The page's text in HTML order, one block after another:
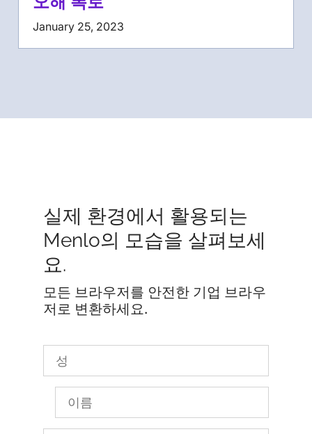
January 25, 2023
실제 환경에서 활용되는
Menlo의 모습을 살펴보세
요.
모든 브라우저를 안전한 기업 브라우
저로 변환하세요.